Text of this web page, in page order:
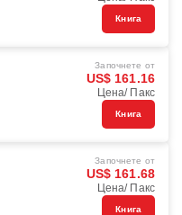
Книга
Започнете от
US$ 161.16
Цена/ Пакс
Книга
Започнете от
US$ 161.68
Цена/ Пакс
Книга